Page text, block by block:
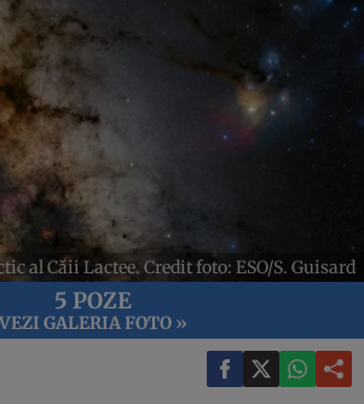
al Căii Lactee. Credit foto: ESO/S. Guisard
5 POZE
VEZI GALERIA FOTO »